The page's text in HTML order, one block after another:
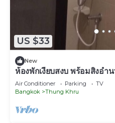
US $33
New
ห้องพักเงียบสงบ พร้อมสิ่งอำ
Air Conditioner Parking
TV
Bangkok
Thung Khru